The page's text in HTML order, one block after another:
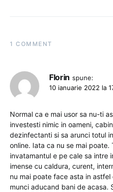
1 COMMENT
Florin spune:
10 ianuarie 2022 la
Normal ca e mai usor sa nu-ti
investesti nimic in oameni,
dezinfectanti si sa arunci totul
online. Iata ca nu se mai
invatamantul e pe cale sa intre
imense cu caldura, curent,
nu mai poate face asta in
munci aducand bani de acasa.